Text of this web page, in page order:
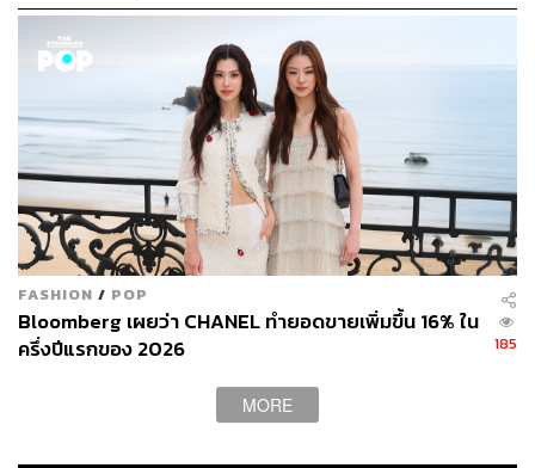
FASHION / POP
Bloomberg เผยว่า CHANEL ทำยอดขายเพิ่มขึ้น 16% ใน
ครึ่งปีแรกของ 2026
185
MORE